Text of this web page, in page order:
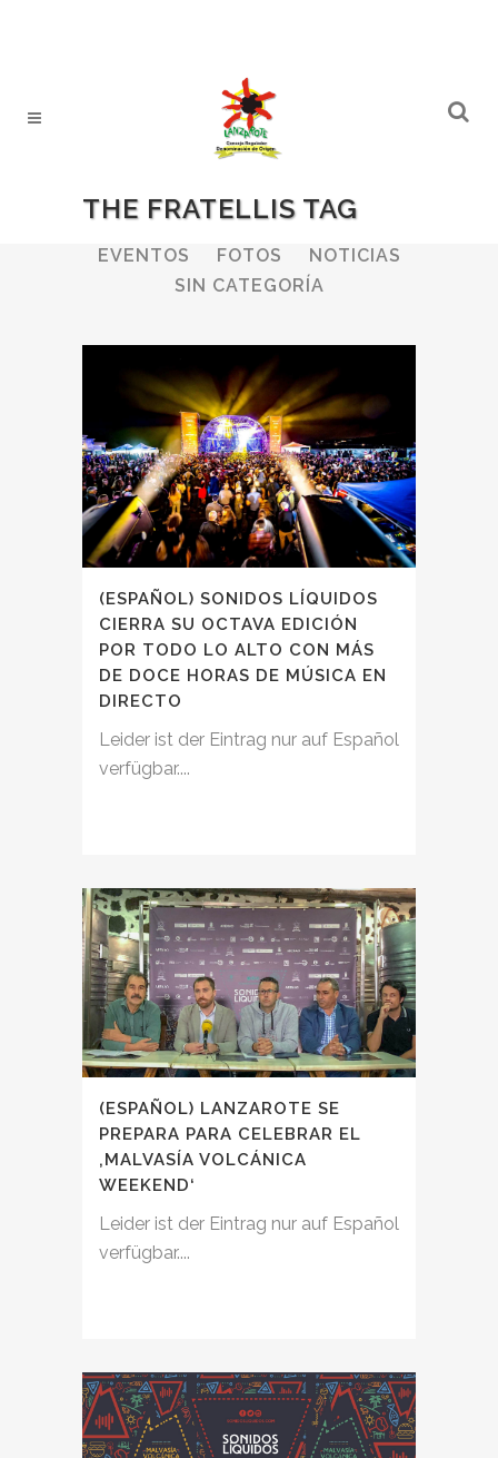
THE FRATELLIS TAG
ALL BODEGAS
BOLETINES
EVENTOS
FOTOS
NOTICIAS
SIN CATEGORÍA
(ESPAÑOL) SONIDOS LÍQUIDOS
CIERRA SU OCTAVA EDICIÓN
POR TODO LO ALTO CON MÁS
DE DOCE HORAS DE MÚSICA EN
DIRECTO
Leider ist der Eintrag nur auf Español
verfügbar....
(ESPAÑOL) LANZAROTE SE
PREPARA PARA CELEBRAR EL
‚MALVASÍA VOLCÁNICA
WEEKEND‘
Leider ist der Eintrag nur auf Español
verfügbar....